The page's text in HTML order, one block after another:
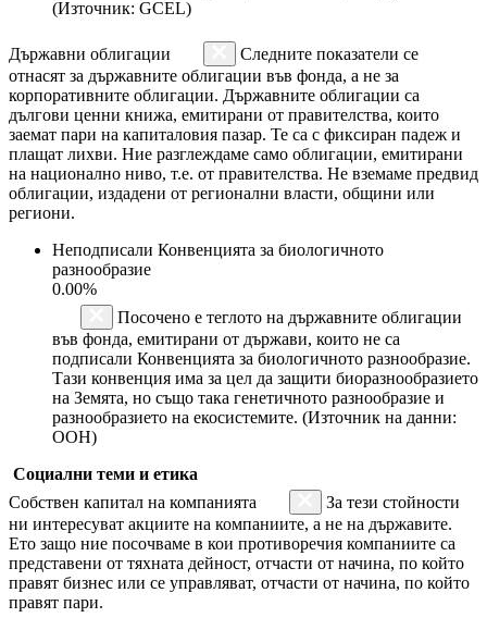
(Източник: GCEL)
Държавни облигации
Следните показатели се
отнасят за държавните облигации във фонда, а не за
корпоративните облигации. Държавните облигации са
дългови ценни книжа, емитирани от правителства, които
заемат пари на капиталовия пазар. Те са с фиксиран падеж и
плащат лихви. Ние разглеждаме само облигации, емитирани
на национално ниво, т.е. от правителства. Не вземаме предвид
облигации, издадени от регионални власти, общини или
региони.
Неподписали Конвенцията за биологичното
разнообразие
0.00%
Посочено е теглото на държавните облигации
във фонда, емитирани от държави, които не са
подписали Конвенцията за биологичното разнообразие.
Тази конвенция има за цел да защити биоразнообразието
на Земята, но също така генетичното разнообразие и
разнообразието на екосистемите. (Източник на данни:
ООН)
Социални теми и етика
Собствен капитал на компанията
За тези стойности
ни интересуват акциите на компаниите, а не на държавите.
Ето защо ние посочваме в кои противоречия компаниите са
представени от тяхната дейност, отчасти от начина, по който
правят бизнес или се управляват, отчасти от начина, по който
правят пари.